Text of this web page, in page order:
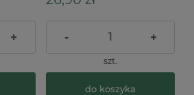
+ - +
szt.
do koszyka